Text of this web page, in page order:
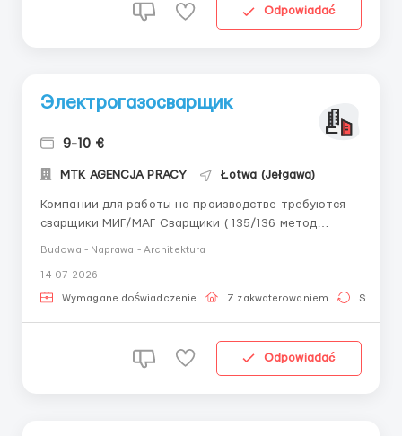
Odpowiadać
Электрогазосварщик
9-10 €
MTK AGENCJA PRACY Łotwa (Jełgawa)
Компании для работы на производстве требуются
сварщики МИГ/МАГ Сварщики ( 135/136 метод
будет считаться преимущиством Сварочные
сертификаты будет считаться преимущиством
Budowa - Naprawa - Architektura
14-07-2026
Wymagane doświadczenie Z zakwaterowaniem Stała
Odpowiadać